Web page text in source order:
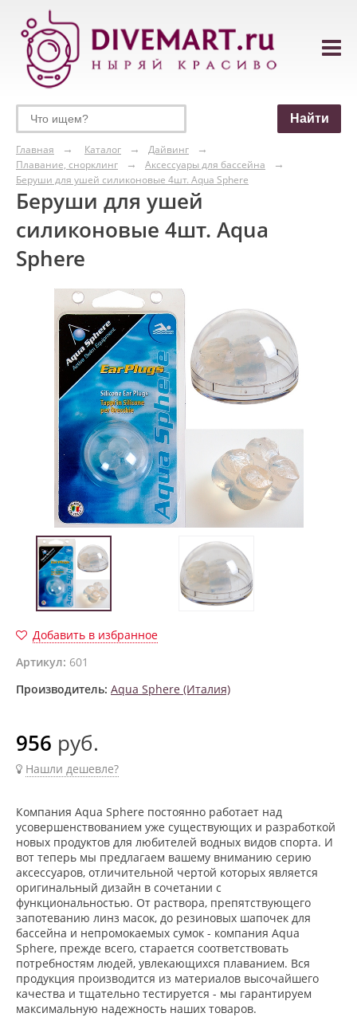
Главная Каталог
Дайвинг
Плавание, снорклинг
Аксессуары для бассейна
Беруши для ушей силиконовые 4шт. Aqua Sphere
Беруши для ушей
силиконовые 4шт. Aqua
Sphere
Добавить в избранное
Артикул: 601
Производитель: Aqua Sphere (Италия)
956 руб.
Нашли дешевле?
Компания Aqua Sphere постоянно работает над
усовершенствованием уже существующих и разработкой
новых продуктов для любителей водных видов спорта. И
вот теперь мы предлагаем вашему вниманию серию
аксессуаров, отличительной чертой которых является
оригинальный дизайн в сочетании с
функциональностью. От раствора, препятствующего
запотеванию линз масок, до резиновых шапочек для
бассейна и непромокаемых сумок - компания Aqua
Sphere, прежде всего, старается соответствовать
потребностям людей, увлекающихся плаванием. Вся
продукция производится из материалов высочайшего
качества и тщательно тестируется - мы гарантируем
максимальную надежность наших товаров.